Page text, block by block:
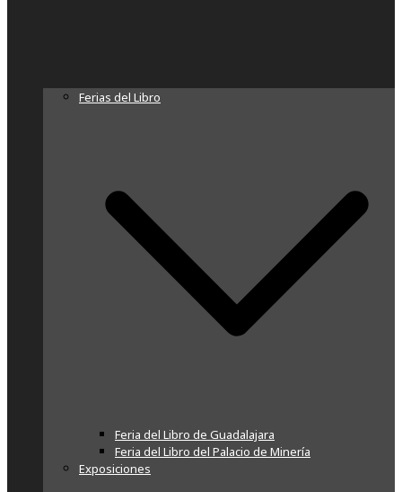
Ferias del Libro
Feria del Libro de Guadalajara
Feria del Libro del Palacio de Minería
Exposiciones